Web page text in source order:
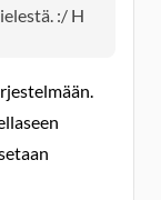
:/ H